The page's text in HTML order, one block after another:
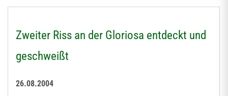
Zweiter Riss an der Gloriosa entdeckt und
geschweißt
26.08.2004